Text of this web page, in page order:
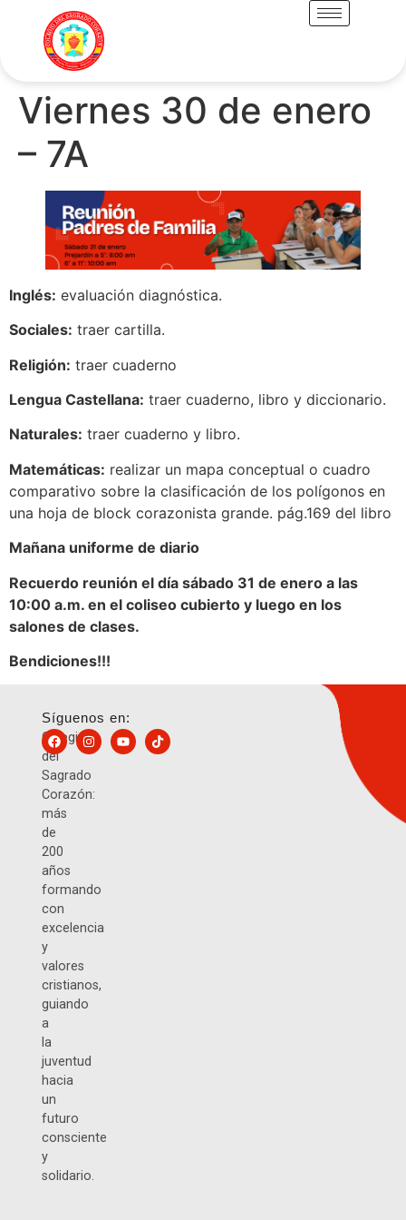
Viernes 30 de enero
– 7A
Inglés: evaluación diagnóstica.
Sociales: traer cartilla.
Religión: traer cuaderno
Lengua Castellana: traer cuaderno, libro y diccionario.
Naturales: traer cuaderno y libro.
Matemáticas: realizar un mapa conceptual o cuadro
comparativo sobre la clasificación de los polígonos en
una hoja de block corazonista grande. pág.169 del libro
Mañana uniforme de diario
Recuerdo reunión el día sábado 31 de enero a las
10:00 a.m. en el coliseo cubierto y luego en los
salones de clases.
Bendiciones!!!
Colegio
del
Sagrado
Corazón:
más
de
200
años
formando
con
excelencia
y
valores
cristianos,
guiando
a
la
juventud
hacia
un
futuro
consciente
y
solidario.
Síguenos en: